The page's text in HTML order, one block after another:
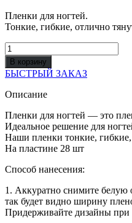
Пленки для ногтей.
Тонкие, гибкие, отлично
Количество
товара
PLENKI
для
педикюра
В корзину
БЫСТРЫЙ ЗАКАЗ
Описание
Пленки для ногтей — это
Идеальное решение для
Наши пленки тонкие, гибкие,
На пластине 28 шт
Способ нанесения:
1. Аккуратно снимите белую
так будет видно ширину
Придерживайте дизайны при